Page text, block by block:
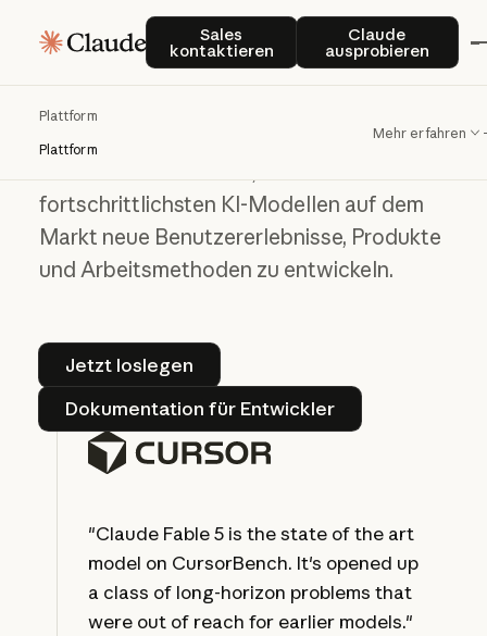
Sales
kontaktieren
Sales kontaktierenClaude
ausprobieren
Claude
Plattform
Plattform
Mehr erfahren
Bauen Sie auf der
Claude Platform
auf
fortschrittlichsten KI-Modellen auf dem
Markt neue Benutzererlebnisse, Produkte
und Arbeitsmethoden zu entwickeln.
Jetzt loslegen
Jetzt loslegen
Dokumentation für Entwickler
Dokumentation für Entwickler
"Claude Fable 5 is the state of the art
model on CursorBench. It's opened up
a class of long-horizon problems that
were out of reach for earlier models."